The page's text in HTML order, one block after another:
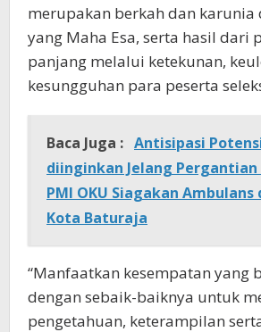
merupakan berkah dan karunia
yang Maha Esa, serta hasil dari
panjang melalui ketekunan,
kesungguhan para peserta
Baca Juga : Antisipasi
diinginkan Jelang Pergantian
PMI OKU Siagakan Ambulans
Kota Baturaja
“Manfaatkan kesempatan yang
dengan sebaik-baiknya untuk
pengetahuan, keterampilan